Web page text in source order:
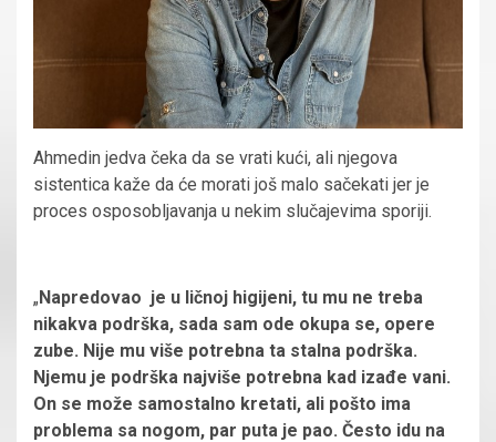
Ahmedin jedva čeka da se vrati kući, ali njegova
sistentica kaže da će morati još malo sačekati jer je
proces osposobljavanja u nekim slučajevima sporiji.
„Napredovao je u ličnoj higijeni, tu mu ne treba
nikakva podrška, sada sam ode okupa se, opere
zube. Nije mu više potrebna ta stalna podrška.
Njemu je podrška najviše potrebna kad izađe vani.
On se može samostalno kretati, ali pošto ima
problema sa nogom, par puta je pao. Često idu na